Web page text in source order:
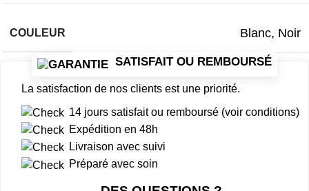
COULEUR Blanc, Noir
SATISFAIT OU REMBOURSÉ
La satisfaction de nos clients est une priorité.
14 jours satisfait ou remboursé (voir conditions)
Expédition en 48h
Livraison avec suivi
Préparé avec soin